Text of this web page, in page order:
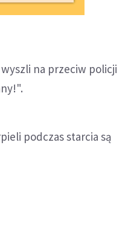
na przeciw policji
podczas starcia są